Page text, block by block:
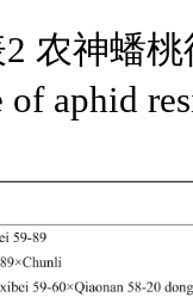
2 农神蟠
aphid